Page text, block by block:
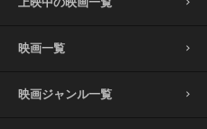
映画一覧
映画ジャンル一覧